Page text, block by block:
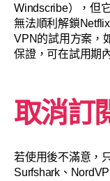
Windscribe），但
無法順利解鎖
VPN的試用方案，
保證，可在試用期
取消訂
若使用後不滿意，
Surfshark、